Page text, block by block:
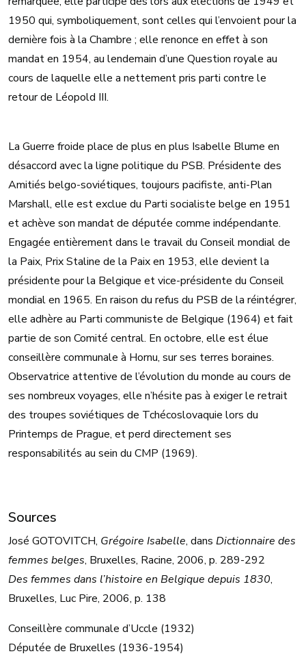
1950 qui, symboliquement, sont celles qui l’envoient pour la
dernière fois à la Chambre ; elle renonce en effet à son
mandat en 1954, au lendemain d’une Question royale au
cours de laquelle elle a nettement pris parti contre le
retour de Léopold III.
La Guerre froide place de plus en plus Isabelle Blume en
désaccord avec la ligne politique du PSB. Présidente des
Amitiés belgo-soviétiques, toujours pacifiste, anti-Plan
Marshall, elle est exclue du Parti socialiste belge en 1951
et achève son mandat de députée comme indépendante.
Engagée entièrement dans le travail du Conseil mondial de
la Paix, Prix Staline de la Paix en 1953, elle devient la
présidente pour la Belgique et vice-présidente du Conseil
mondial en 1965. En raison du refus du PSB de la réintégrer,
elle adhère au Parti communiste de Belgique (1964) et fait
partie de son Comité central. En octobre, elle est élue
conseillère communale à Hornu, sur ses terres boraines.
Observatrice attentive de l’évolution du monde au cours de
ses nombreux voyages, elle n’hésite pas à exiger le retrait
des troupes soviétiques de Tchécoslovaquie lors du
Printemps de Prague, et perd directement ses
responsabilités au sein du CMP (1969).
Sources
José GOTOVITCH, Grégoire Isabelle, dans Dictionnaire des
femmes belges, Bruxelles, Racine, 2006, p. 289-292
Des femmes dans l’histoire en Belgique depuis 1830,
Bruxelles, Luc Pire, 2006, p. 138
Conseillère communale d’Uccle (1932)
Députée de Bruxelles (1936-1954)